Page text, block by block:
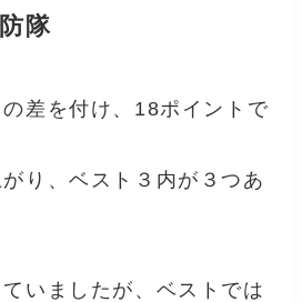
隊
差を付け、18ポイントで
り、ベスト３内が３つあ
いましたが、ベストでは